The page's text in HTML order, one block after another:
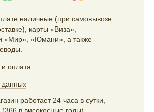
наличные (при самовывозе
карты «Виза»,
«Мир», «Юмани», а также
и оплата
работает 24 часа в сутки,
в високосные годы).